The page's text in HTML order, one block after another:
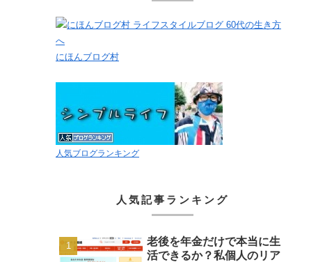
にほんブログ村
人気ブログランキング
人気記事ランキング
老後を年金だけで本当に生
活できるか？私個人のリア